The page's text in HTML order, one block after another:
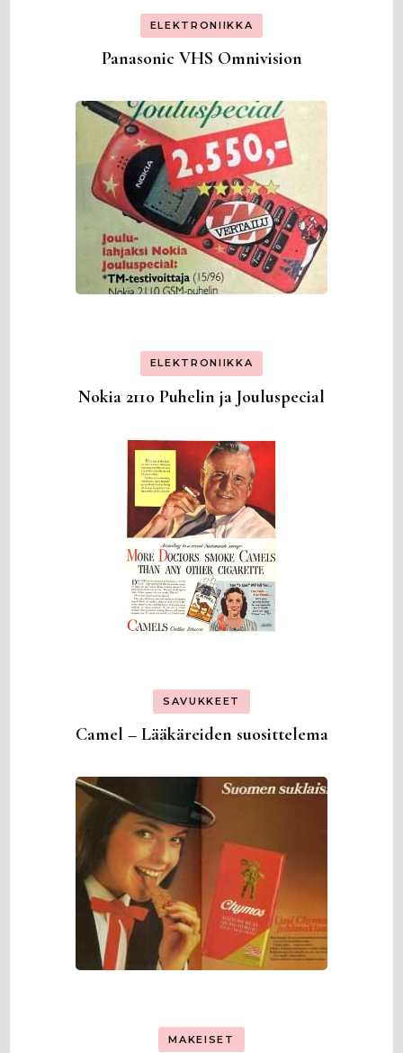
ELEKTRONIIKKA
Panasonic VHS Omnivision
ELEKTRONIIKKA
Nokia 2110 Puhelin ja Jouluspecial
SAVUKKEET
Camel – Lääkäreiden suosittelema
MAKEISET